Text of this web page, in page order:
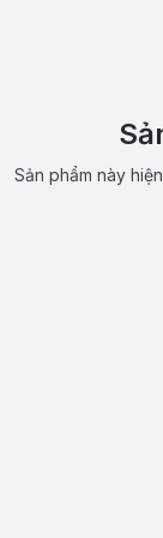
Sản phẩm này